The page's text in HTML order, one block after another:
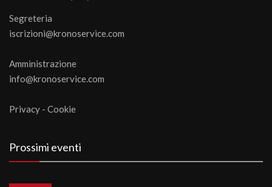
Segreteria
iscrizioni@kronoservice.com
Amministrazione
info@kronoservice.com
Privacy - Cookie
Prossimi eventi